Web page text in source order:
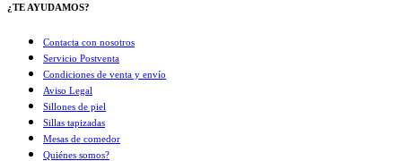
¿TE AYUDAMOS?
Contacta con nosotros
Servicio Postventa
Condiciones de venta y envío
Aviso Legal
Sillones de piel
Sillas tapizadas
Mesas de comedor
Quiénes somos?